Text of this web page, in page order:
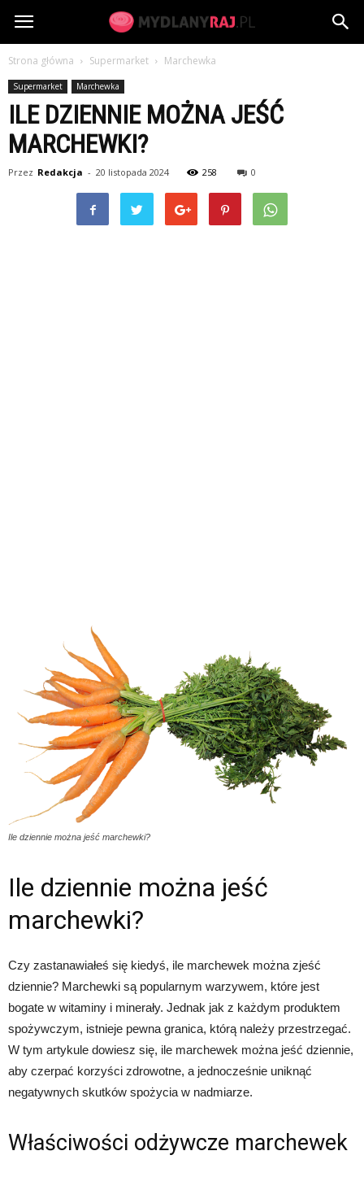
MydlanyRaj.pl
Strona główna Supermarket Marchewka
Supermarket Marchewka
ILE DZIENNIE MOŻNA JEŚĆ
MARCHEWKI?
Przez Redakcja - 20 listopada 2024 258 0
Ile dziennie można jeść marchewki?
Ile dziennie można jeść
marchewki?
Czy zastanawiałeś się kiedyś, ile marchewek można zjeść
dziennie? Marchewki są popularnym warzywem, które jest
bogate w witaminy i minerały. Jednak jak z każdym produktem
spożywczym, istnieje pewna granica, którą należy przestrzegać.
W tym artykule dowiesz się, ile marchewek można jeść dziennie,
aby czerpać korzyści zdrowotne, a jednocześnie uniknąć
negatywnych skutków spożycia w nadmiarze.
Właściwości odżywcze marchewek